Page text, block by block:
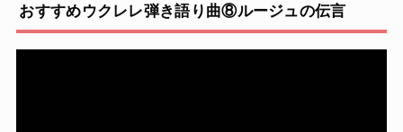
おすすめウクレレ弾き語り曲⑧ルージュの伝言